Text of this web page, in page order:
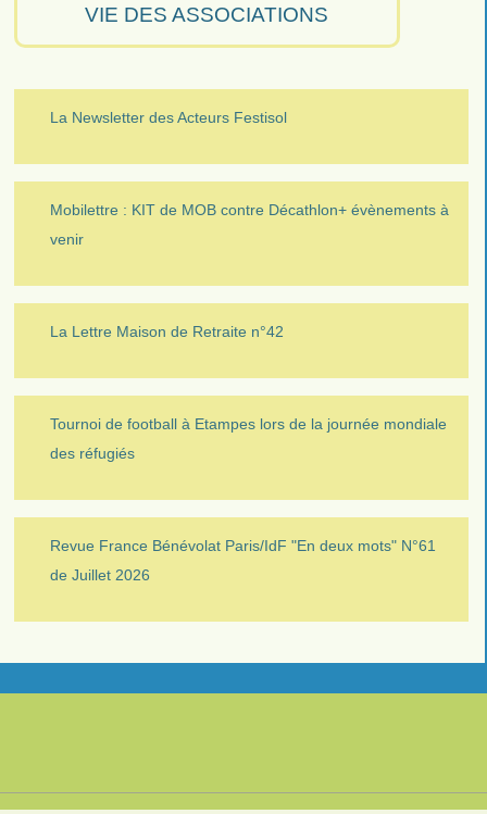
VIE DES ASSOCIATIONS
La Newsletter des Acteurs Festisol
Mobilettre : KIT de MOB contre Décathlon+ évènements à
venir
La Lettre Maison de Retraite n°42
Tournoi de football à Etampes lors de la journée mondiale
des réfugiés
Revue France Bénévolat Paris/IdF "En deux mots" N°61
de Juillet 2026